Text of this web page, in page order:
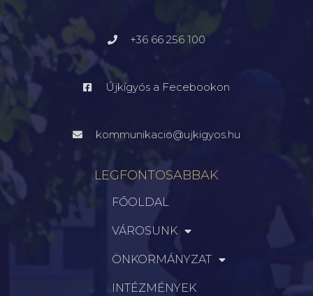
+36 66 256 100
Újkígyós a Fecebookon
kommunikacio@ujkigyos.hu
LEGFONTOSABBAK
FŐOLDAL
VÁROSUNK
ÖNKORMÁNYZAT
INTÉZMÉNYEK